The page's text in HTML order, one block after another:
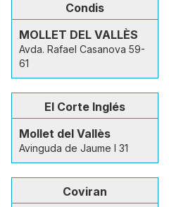
Condis
MOLLET DEL VALLÈS
Avda. Rafael Casanova 59-
61
El Corte Inglés
Mollet del Vallès
Avinguda de Jaume I 31
Coviran